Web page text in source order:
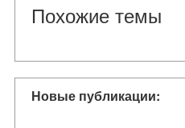
Похожие темы
Новые публикации: